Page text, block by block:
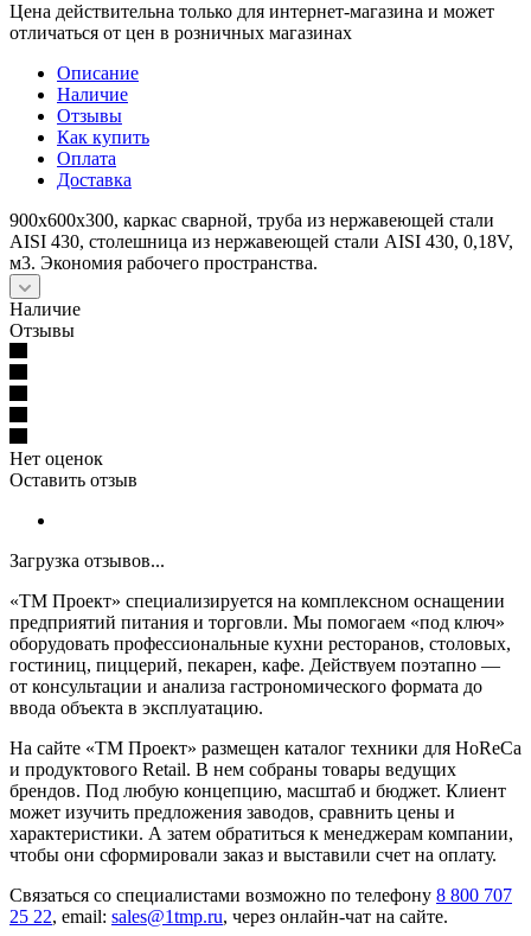
Цена действительна только для интернет-магазина и может
отличаться от цен в розничных магазинах
Описание
Наличие
Отзывы
Как купить
Оплата
Доставка
900х600х300, каркас сварной, труба из нержавеющей стали
AISI 430, столешница из нержавеющей стали AISI 430, 0,18V,
м3. Экономия рабочего пространства.
Наличие
Отзывы
Нет оценок
Оставить отзыв
Загрузка отзывов...
«ТМ Проект» специализируется на комплексном оснащении
предприятий питания и торговли. Мы помогаем «под ключ»
оборудовать профессиональные кухни ресторанов, столовых,
гостиниц, пиццерий, пекарен, кафе. Действуем поэтапно —
от консультации и анализа гастрономического формата до
ввода объекта в эксплуатацию.
На сайте «ТМ Проект» размещен каталог техники для HoReCa
и продуктового Retail. В нем собраны товары ведущих
брендов. Под любую концепцию, масштаб и бюджет. Клиент
может изучить предложения заводов, сравнить цены и
характеристики. А затем обратиться к менеджерам компании,
чтобы они сформировали заказ и выставили счет на оплату.
Связаться со специалистами возможно по телефону 8 800 707
25 22, email: sales@1tmp.ru, через онлайн-чат на сайте.